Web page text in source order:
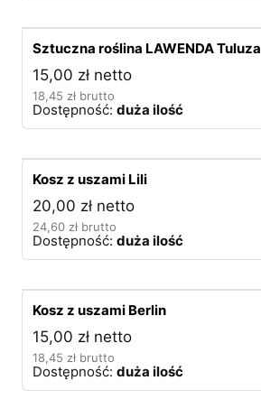
Sztuczna roślina LAWENDA Tuluza
15,00 zł netto
18,45 zł brutto
Dostępność: duża ilość
Kosz z uszami Lili
20,00 zł netto
24,60 zł brutto
Dostępność: duża ilość
Kosz z uszami Berlin
15,00 zł netto
18,45 zł brutto
Dostępność: duża ilość